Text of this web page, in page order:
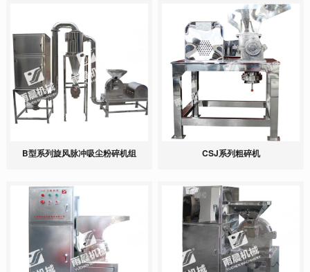
B型系列旋风脉冲吸尘粉碎机组 CSJ系列粗碎机